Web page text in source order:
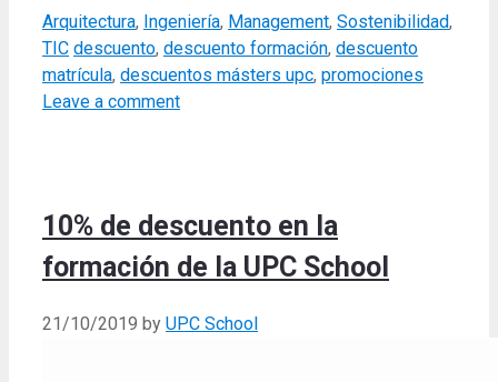
Categories
Arquitectura, Ingeniería, Management, Sostenibilidad,
TIC Tags
descuento, descuento formación, descuento
matrícula, descuentos másters upc, promociones
Leave a comment
10% de descuento en la
formación de la UPC School
21/10/2019 by UPC School